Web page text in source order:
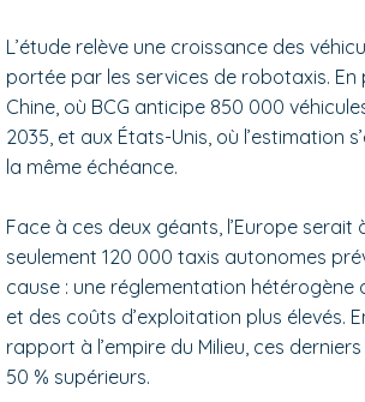
L’étude relève une croissance des
portée par les services de robotaxis. En
Chine, où BCG anticipe 850 000
2035, et aux États-Unis, où l’estimation
la même échéance.
Face à ces deux géants, l’Europe serait
seulement 120 000 taxis autonomes
cause : une réglementation hétérogène
et des coûts d’exploitation plus élevés.
rapport à l’empire du Milieu, ces
50 % supérieurs.